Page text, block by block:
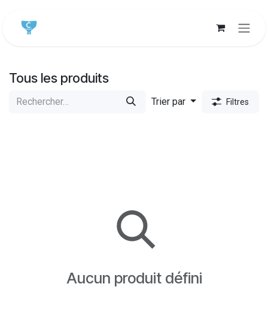
Tous les produits
Trier par Filtres
Aucun produit défini